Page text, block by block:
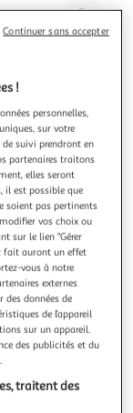
à
bleu
Matières :
Variable
Motifs Facile
: Bleu &
produit ?
!
personnelles,
sur votre
de suivi prendront en
partenaires traitons
elles seront
il est possible que
soient pas pertinents
vos choix ou
sur le lien "Gérer
fait auront un effet
vous à notre
externes
données de
de l’appareil
sur un appareil.
des publicités et du
traitent des
Continuer sans accepter